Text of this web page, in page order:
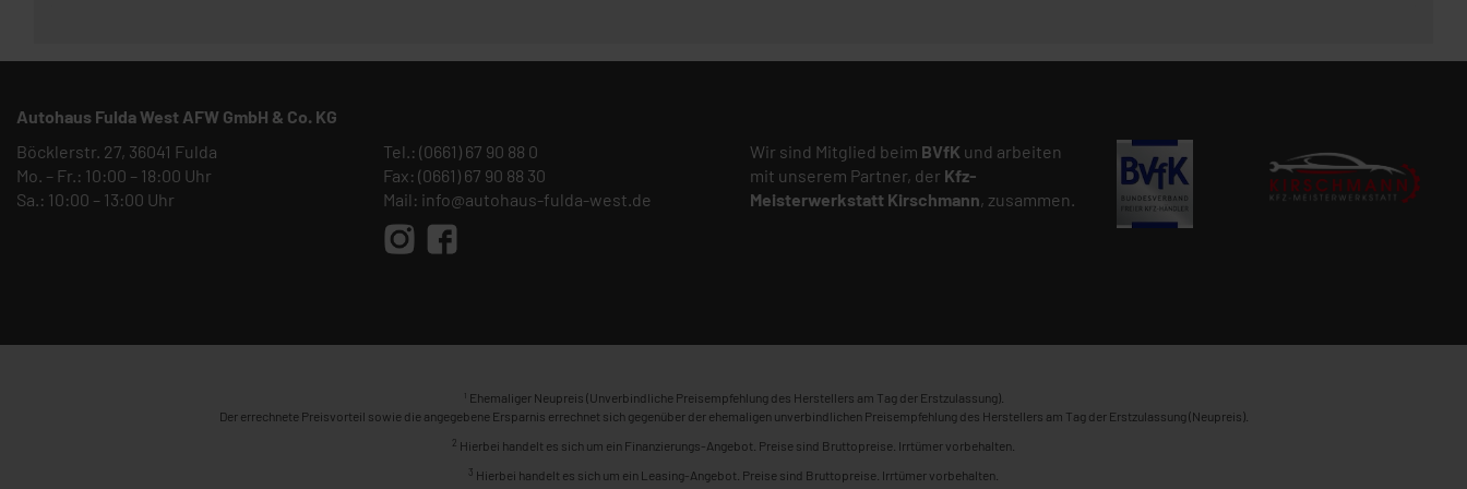
Autohaus Fulda West AFW GmbH & Co. KG
Böcklerstr. 27, 36041 Fulda
Mo. – Fr.: 10:00 – 18:00 Uhr
Sa.: 10:00 – 13:00 Uhr
Tel.: (0661) 67 90 88 0
Fax: (0661) 67 90 88 30
Mail: info@autohaus-fulda-west.de
Wir sind Mitglied beim BVfK und arbeiten
mit unserem Partner, der Kfz-
Meisterwerkstatt Kirschmann, zusammen.
1 Ehemaliger Neupreis (Unverbindliche Preisempfehlung des Herstellers am Tag der Erstzulassung).
Der errechnete Preisvorteil sowie die angegebene Ersparnis errechnet sich gegenüber der ehemaligen unverbindlichen Preisempfehlung des Herstellers am Tag der Erstzulassung (Neupreis).
2 Hierbei handelt es sich um ein Finanzierungs-Angebot. Preise sind Bruttopreise. Irrtümer vorbehalten.
3 Hierbei handelt es sich um ein Leasing-Angebot. Preise sind Bruttopreise. Irrtümer vorbehalten.